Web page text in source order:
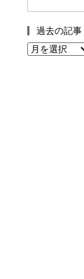
過去の記事